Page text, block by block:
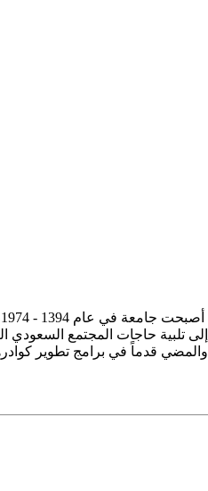
تلبية حاجات المجتمع السعودي
والمضي قدماً في برامج تطوير